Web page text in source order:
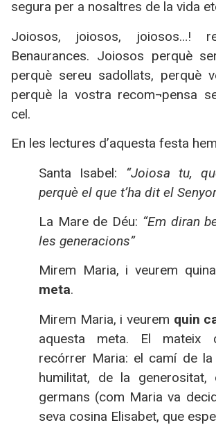
segura per a nosaltres de la vida
Joiosos, joiosos, joiosos…!
Benaurances. Joiosos perquè
perquè sereu sadollats, perquè
perquè la vostra recom¬pensa
cel.
En les lectures d’aquesta festa
Santa Isabel: “Joiosa tu,
perquè el que t’ha dit el
La Mare de Déu: “Em diran
les generacions”
Mirem Maria, i veurem
meta.
Mirem Maria, i veurem quin
aquesta meta. El mateix
recórrer Maria: el camí de
humilitat, de la generositat,
germans (com Maria va
seva cosina Elisabet, que